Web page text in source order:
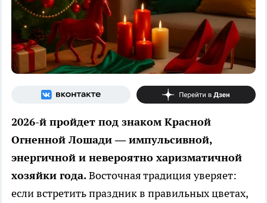
2026-й пройдет под знаком Красной
Огненной Лошади — импульсивной,
энергичной и невероятно харизматичной
хозяйки года.Восточная традиция уверяет:
если встретить праздник в правильных цветах,